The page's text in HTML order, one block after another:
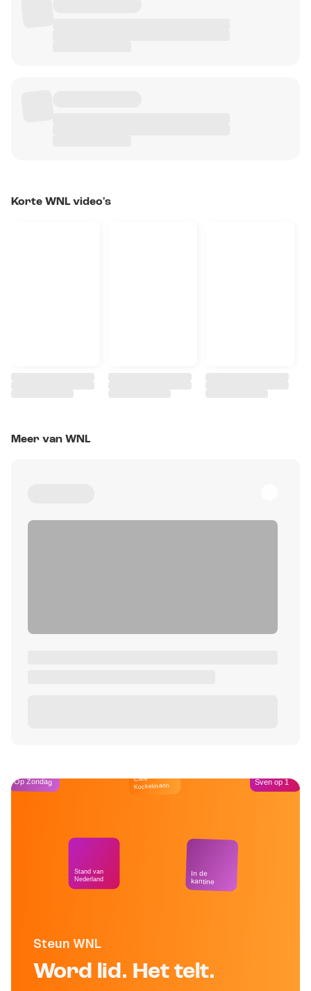
Korte WNL video's
Meer van WNL
Steun WNL
Word lid. Het telt.
Op Zondag
Stand van
Nederland
Café
Kockelmann
In de
kantine
Sven op 1